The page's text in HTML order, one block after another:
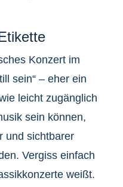
Konzert im
sein“ – eher ein
leicht zugänglich
sein können,
und sichtbarer
Vergiss einfach
weißt.